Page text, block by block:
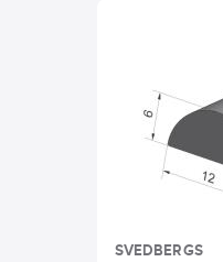
SVEDBERGS